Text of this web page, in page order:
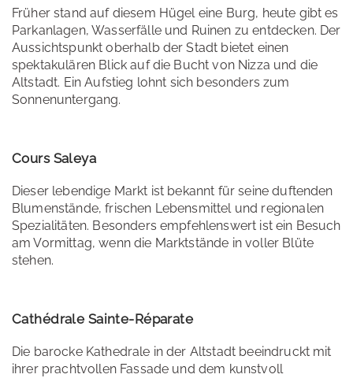
Früher stand auf diesem Hügel eine Burg, heute gibt es
Parkanlagen, Wasserfälle und Ruinen zu entdecken. Der
Aussichtspunkt oberhalb der Stadt bietet einen
spektakulären Blick auf die Bucht von Nizza und die
Altstadt. Ein Aufstieg lohnt sich besonders zum
Sonnenuntergang.
Cours Saleya
Dieser lebendige Markt ist bekannt für seine duftenden
Blumenstände, frischen Lebensmittel und regionalen
Spezialitäten. Besonders empfehlenswert ist ein Besuch
am Vormittag, wenn die Marktstände in voller Blüte
stehen.
Cathédrale Sainte-Réparate
Die barocke Kathedrale in der Altstadt beeindruckt mit
ihrer prachtvollen Fassade und dem kunstvoll